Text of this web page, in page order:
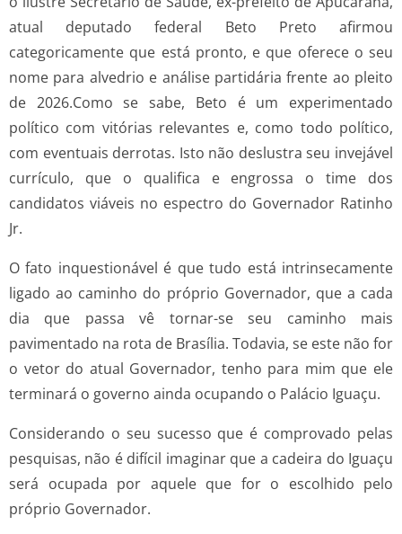
atual deputado federal Beto Preto afirmou
categoricamente que está pronto, e que oferece o seu
nome para alvedrio e análise partidária frente ao pleito
de 2026.Como se sabe, Beto é um experimentado
político com vitórias relevantes e, como todo político,
com eventuais derrotas. Isto não deslustra seu invejável
currículo, que o qualifica e engrossa o time dos
candidatos viáveis no espectro do Governador Ratinho
Jr.
O fato inquestionável é que tudo está intrinsecamente
ligado ao caminho do próprio Governador, que a cada
dia que passa vê tornar-se seu caminho mais
pavimentado na rota de Brasília. Todavia, se este não for
o vetor do atual Governador, tenho para mim que ele
terminará o governo ainda ocupando o Palácio Iguaçu.
Considerando o seu sucesso que é comprovado pelas
pesquisas, não é difícil imaginar que a cadeira do Iguaçu
será ocupada por aquele que for o escolhido pelo
próprio Governador.